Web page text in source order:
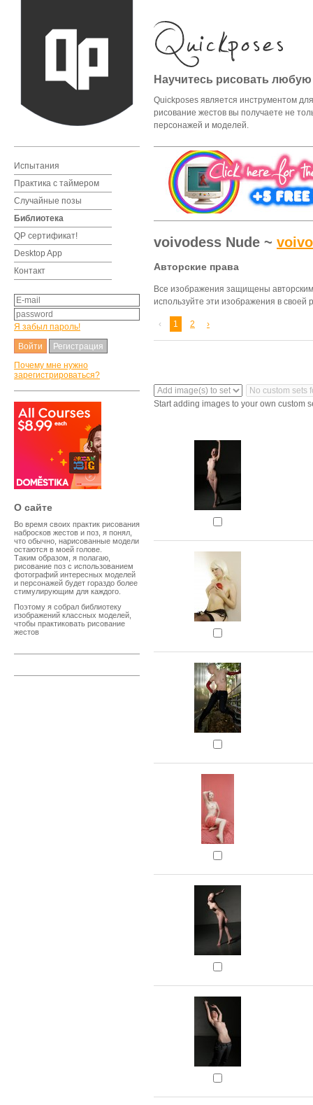
Испытания
Практика с таймером
Случайные позы
Библиотека
QP cертификат!
Desktop App
Контакт
Я забыл пароль!
Регистрация
Почему мне нужно
зарегистрироваться?
O сайте
Во время своих практик рисования
набросков жестов и поз, я понял,
что обычно, нарисованные модели
остаются в моей голове.
Таким образом, я полагаю,
рисование поз с использованием
фотографий интересных моделей
и персонажей будет гораздо более
стимулирующим для каждого.
Поэтому я собрал библиотеку
изображений классных моделей,
чтобы практиковать рисование
жестов
Научитесь рисовать
Quickposes является инструментом
рисование жестов вы получаете не
персонажей и моделей.
voivodess Nude ~
Авторские права
Все изображения защищены авторским
используйте эти изображения в
‹ 1 2 ›
Start adding images to your own custom